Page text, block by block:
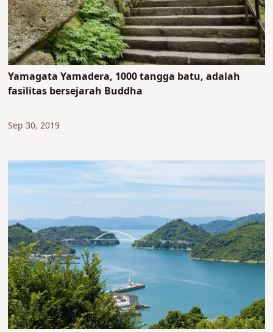
Yamagata Yamadera, 1000 tangga batu, adalah
fasilitas bersejarah Buddha
Sep 30, 2019